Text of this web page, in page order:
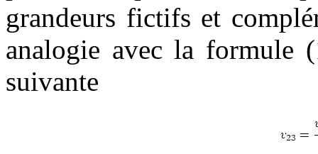
grandeurs fictifs et
analogie avec la formule
suivante